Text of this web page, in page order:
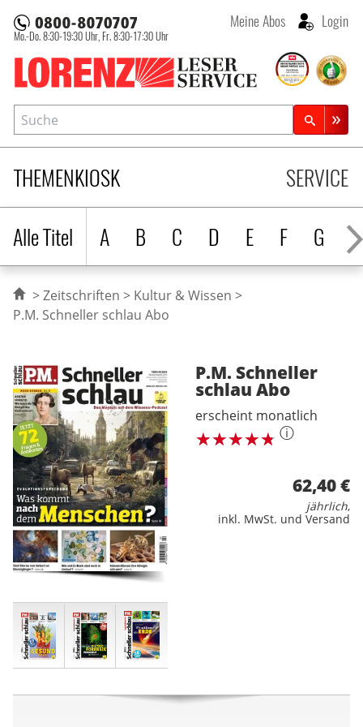
Lorenz Leserservice
Mo.-Do. 8:30-19:30 Uhr, Fr. 8:30-17:30 Uhr
Meine Abos Login
THEMENKIOSK
Alle Titel
A B C D E F G H
SERVICE
Suche
Zeitschriftensuche
Zeitschriften
Kultur & Wissen
P.M. Schneller schlau Abo
P.M. Schneller
schlau Abo
erscheint monatlich
ⓘ
62,40 €
jährlich,
inkl. MwSt. und Versand